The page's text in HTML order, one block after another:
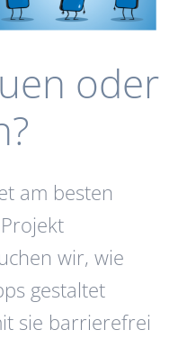
oder
am besten
wir, wie
gestaltet
sie barrierefrei